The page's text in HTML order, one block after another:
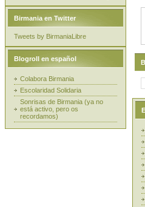
Birmania en Twitter
Tweets by BirmaniaLibre
Blogroll en español
Colabora Birmania
Escolaridad Solidaria
Sonrisas de Birmania (ya no
está activo, pero os
recordamos)